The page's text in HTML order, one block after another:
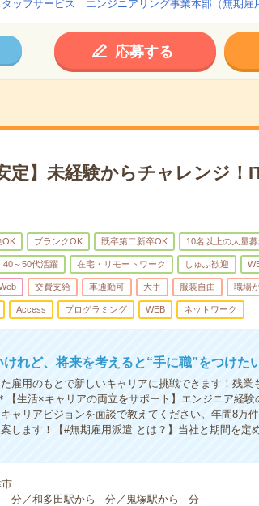
ッフサービス エンジニアリング事業本部（無期雇
応募する
定】未経験からチャレンジ！
OK ブランクOK 既卒第二新卒OK 10名以上の大量
40～50代活躍 在宅・リモートワーク しゅふ歓迎
交費支給 車通勤可 大手 服装自由 職場
Access プログラミング WEB ネットワーク
れど、将来を考えると“手に職”をつけた
雇用のもとで新しいキャリアに挑戦できます！残業
【生活×キャリアの両立をサポート】エンジニア経験
ャリアビジョンを面談で教えてください。年間8万
します！【#無期雇用派遣 とは？】当社と期間を定
分／和多田駅から---分／鬼塚駅から---分